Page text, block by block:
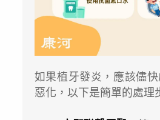
如果植牙發炎，應該儘
惡化，以下是簡單的處理